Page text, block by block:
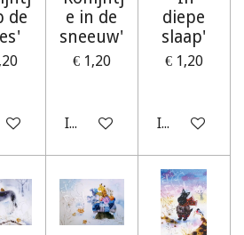
de
e in de
sneeuw'
€ 1,20
In winkelwagen
diepe
slaap'
€ 1,20
In